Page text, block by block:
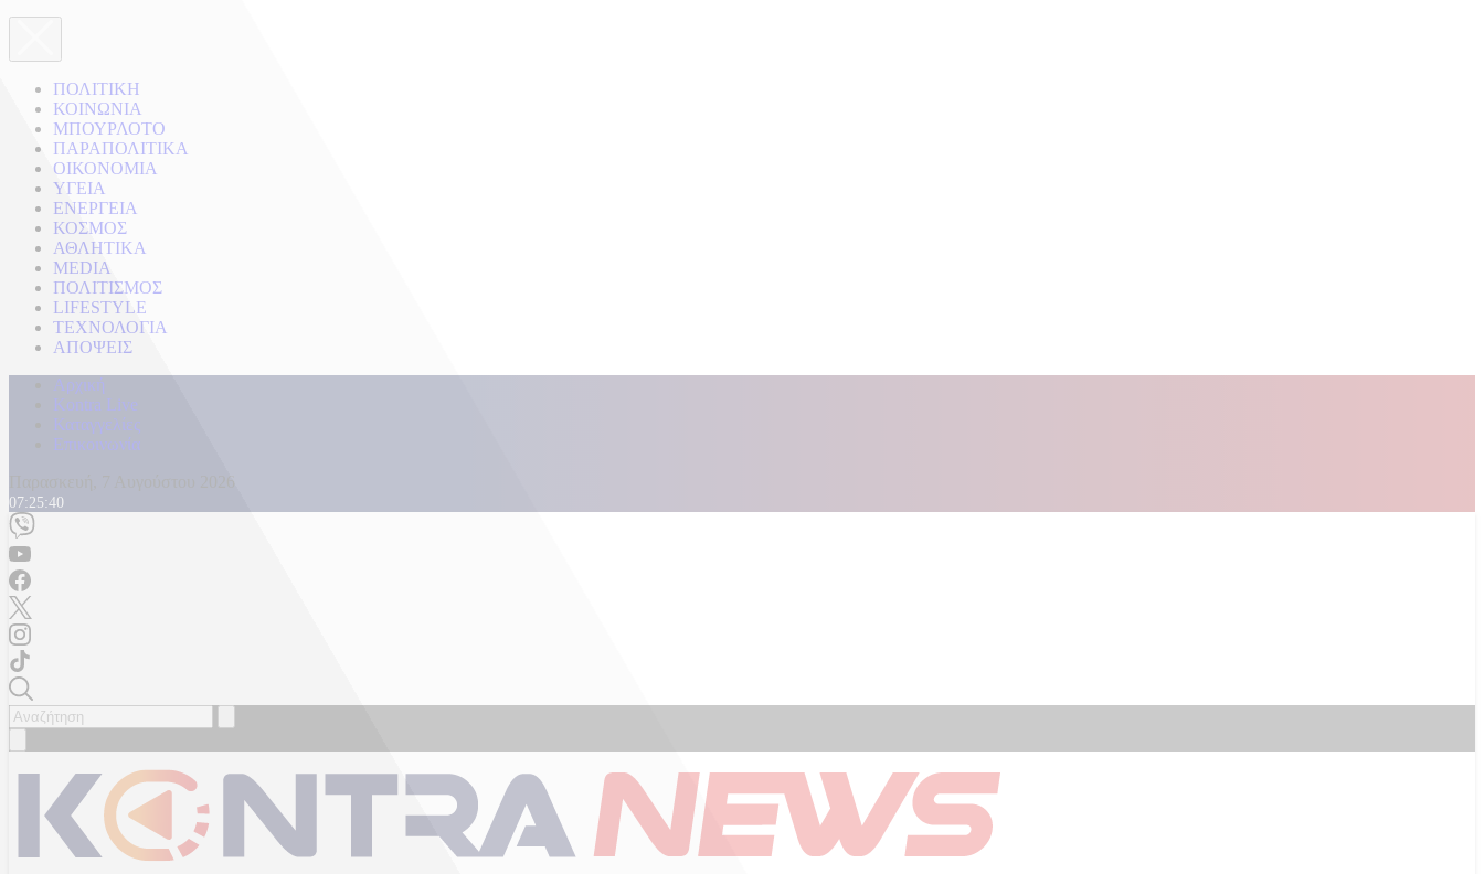
ΠΟΛΙΤΙΚΗ
ΚΟΙΝΩΝΙΑ
ΜΠΟΥΡΛΟΤΟ
ΠΑΡΑΠΟΛΙΤΙΚΑ
ΟΙΚΟΝΟΜΙΑ
ΥΓΕΙΑ
ΕΝΕΡΓΕΙΑ
ΚΟΣΜΟΣ
ΑΘΛΗΤΙΚΑ
MEDIA
ΠΟΛΙΤΙΣΜΟΣ
LIFESTYLE
ΤΕΧΝΟΛΟΓΙΑ
ΑΠΟΨΕΙΣ
Αρχική
Kontra Live
Καταγγελίες
Επικοινωνία
Παρασκευή, 7 Αυγούστου 2026
07:25:42